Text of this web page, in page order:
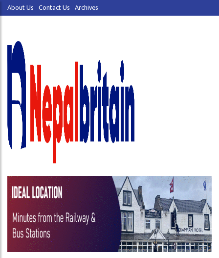
About Us Contact Us Archives